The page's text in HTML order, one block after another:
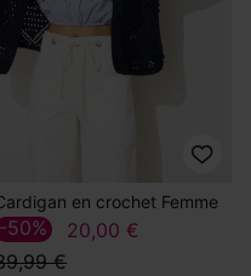
en crochet Femme
20,00 €
€
-50%